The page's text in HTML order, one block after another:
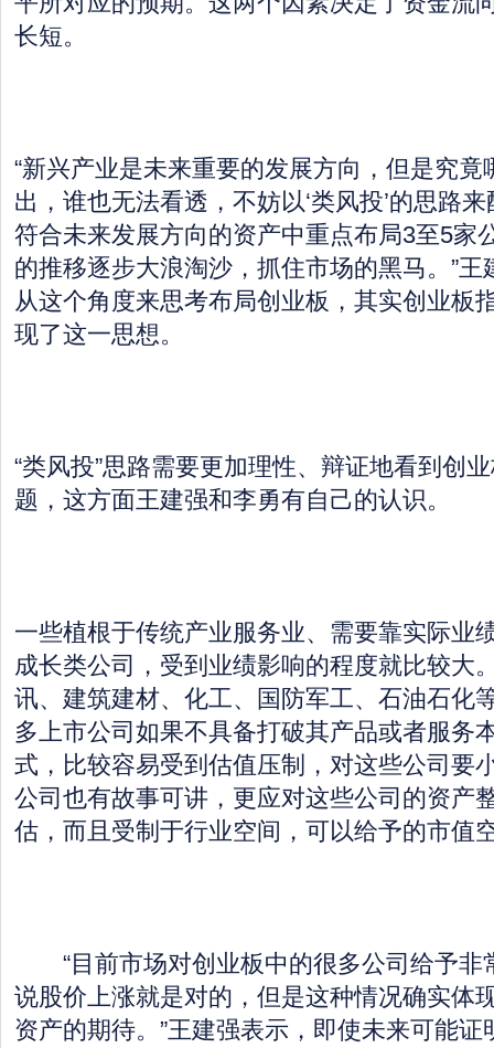
长短。
“新兴产业是未来重要的发展方向，但是究
出，谁也无法看透，不妨以‘类风投’的思路
符合未来发展方向的资产中重点布局3至5家
的推移逐步大浪淘沙，抓住市场的黑马。”
从这个角度来思考布局创业板，其实创业板
现了这一思想。
“类风投”思路需要更加理性、辩证地看到创
题，这方面王建强和李勇有自己的认识。
一些植根于传统产业服务业、需要靠实际业
成长类公司，受到业绩影响的程度就比较大
讯、建筑建材、化工、国防军工、石油石化
多上市公司如果不具备打破其产品或者服务
式，比较容易受到估值压制，对这些公司要
公司也有故事可讲，更应对这些公司的资产
估，而且受制于行业空间，可以给予的市值
“目前市场对创业板中的很多公司给予非
说股价上涨就是对的，但是这种情况确实体
资产的期待。”王建强表示，即使未来可能